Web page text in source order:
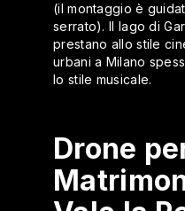
(il montaggio è
serrato). Il lago di
prestano allo stile
urbani a Milano
lo stile musicale.
Drone